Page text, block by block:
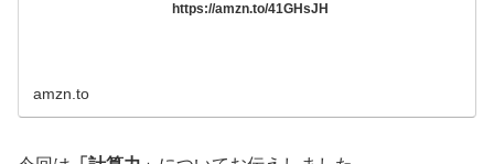
https://amzn.to/41GHsJH
amzn.to